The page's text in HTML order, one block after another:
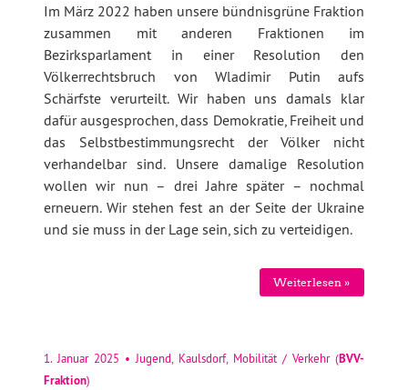
Im März 2022 haben unsere bündnisgrüne Fraktion
zusammen mit anderen Fraktionen im
Bezirksparlament in einer Resolution den
Völkerrechtsbruch von Wladimir Putin aufs
Schärfste verurteilt. Wir haben uns damals klar
dafür ausgesprochen, dass Demokratie, Freiheit und
das Selbstbestimmungsrecht der Völker nicht
verhandelbar sind. Unsere damalige Resolution
wollen wir nun – drei Jahre später – nochmal
erneuern. Wir stehen fest an der Seite der Ukraine
und sie muss in der Lage sein, sich zu verteidigen.
Weiterlesen »
1. Januar 2025 • Jugend Kaulsdorf, Mobilität / Verkehr(BVV-
Fraktion)